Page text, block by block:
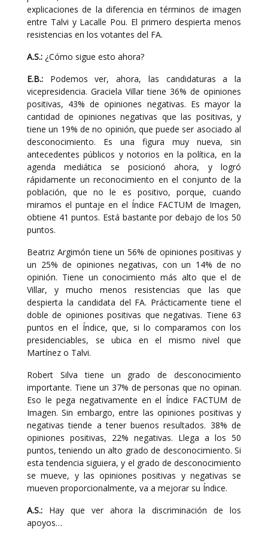
explicaciones de la diferencia en términos de imagen
entre Talvi y Lacalle Pou. El primero despierta menos
resistencias en los votantes del FA.
A.S.: ¿Cómo sigue esto ahora?
E.B.: Podemos ver, ahora, las candidaturas a la
vicepresidencia. Graciela Villar tiene 36% de opiniones
positivas, 43% de opiniones negativas. Es mayor la
cantidad de opiniones negativas que las positivas, y
tiene un 19% de no opinión, que puede ser asociado al
desconocimiento. Es una figura muy nueva, sin
antecedentes públicos y notorios en la política, en la
agenda mediática se posicionó ahora, y logró
rápidamente un reconocimiento en el conjunto de la
población, que no le es positivo, porque, cuando
miramos el puntaje en el Índice FACTUM de Imagen,
obtiene 41 puntos. Está bastante por debajo de los 50
puntos.
Beatriz Argimón tiene un 56% de opiniones positivas y
un 25% de opiniones negativas, con un 14% de no
opinión. Tiene un conocimiento más alto que el de
Villar, y mucho menos resistencias que las que
despierta la candidata del FA. Prácticamente tiene el
doble de opiniones positivas que negativas. Tiene 63
puntos en el Índice, que, si lo comparamos con los
presidenciables, se ubica en el mismo nivel que
Martínez o Talvi.
Robert Silva tiene un grado de desconocimiento
importante. Tiene un 37% de personas que no opinan.
Eso le pega negativamente en el Índice FACTUM de
Imagen. Sin embargo, entre las opiniones positivas y
negativas tiende a tener buenos resultados. 38% de
opiniones positivas, 22% negativas. Llega a los 50
puntos, teniendo un alto grado de desconocimiento. Si
esta tendencia siguiera, y el grado de desconocimiento
se mueve, y las opiniones positivas y negativas se
mueven proporcionalmente, va a mejorar su Índice.
A.S.: Hay que ver ahora la discriminación de los
apoyos…